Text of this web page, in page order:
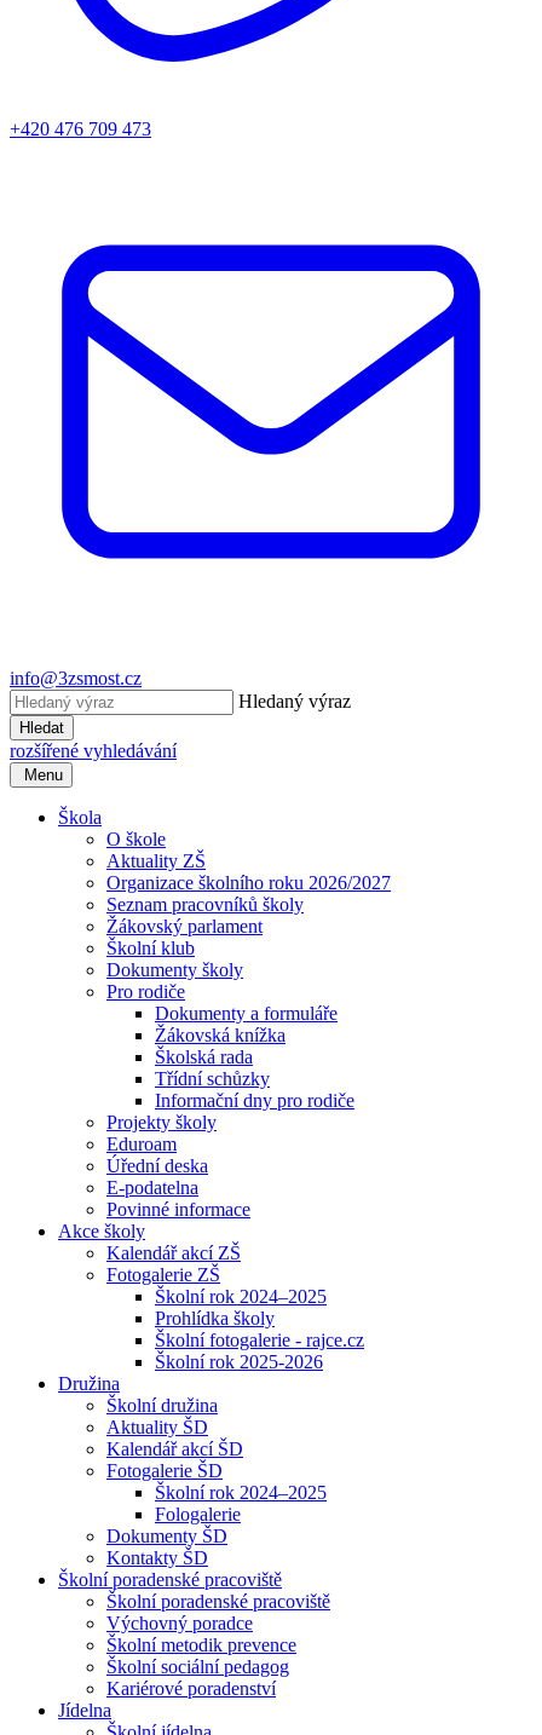
+420 476 709 473
info@3zsmost.cz
Hledaný výraz
Hledat
rozšířené vyhledávání
Menu
Škola
O škole
Aktuality ZŠ
Organizace školního roku 2026/2027
Seznam pracovníků školy
Žákovský parlament
Školní klub
Dokumenty školy
Pro rodiče
Dokumenty a formuláře
Žákovská knížka
Školská rada
Třídní schůzky
Informační dny pro rodiče
Projekty školy
Eduroam
Úřední deska
E-podatelna
Povinné informace
Akce školy
Kalendář akcí ZŠ
Fotogalerie ZŠ
Školní rok 2024–2025
Prohlídka školy
Školní fotogalerie - rajce.cz
Školní rok 2025-2026
Družina
Školní družina
Aktuality ŠD
Kalendář akcí ŠD
Fotogalerie ŠD
Školní rok 2024–2025
Fologalerie
Dokumenty ŠD
Kontakty ŠD
Školní poradenské pracoviště
Školní poradenské pracoviště
Výchovný poradce
Školní metodik prevence
Školní sociální pedagog
Kariérové poradenství
Jídelna